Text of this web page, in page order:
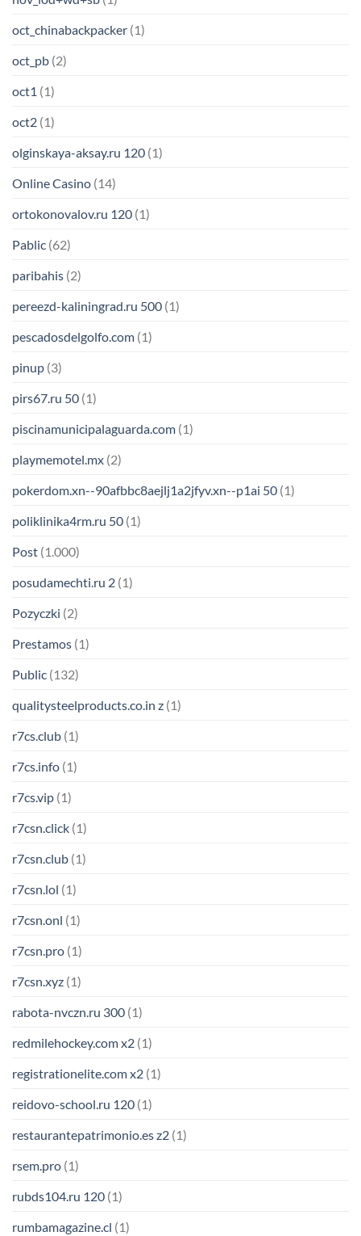
oct_chinabackpacker (1)
oct_pb (2)
oct1 (1)
oct2 (1)
olginskaya-aksay.ru 120 (1)
Online Casino (14)
ortokonovalov.ru 120 (1)
Pablic (62)
paribahis (2)
pereezd-kaliningrad.ru 500 (1)
pescadosdelgolfo.com (1)
pinup (3)
pirs67.ru 50 (1)
piscinamunicipalaguarda.com (1)
playmemotel.mx (2)
pokerdom.xn--90afbbc8aejlj1a2jfyv.xn--p1ai 50 (1)
poliklinika4rm.ru 50 (1)
Post (1.000)
posudamechti.ru 2 (1)
Pozyczki (2)
Prestamos (1)
Public (132)
qualitysteelproducts.co.in z (1)
r7cs.club (1)
r7cs.info (1)
r7cs.vip (1)
r7csn.click (1)
r7csn.club (1)
r7csn.lol (1)
r7csn.onl (1)
r7csn.pro (1)
r7csn.xyz (1)
rabota-nvczn.ru 300 (1)
redmilehockey.com x2 (1)
registrationelite.com x2 (1)
reidovo-school.ru 120 (1)
restaurantepatrimonio.es z2 (1)
rsem.pro (1)
rubds104.ru 120 (1)
rumbamagazine.cl (1)